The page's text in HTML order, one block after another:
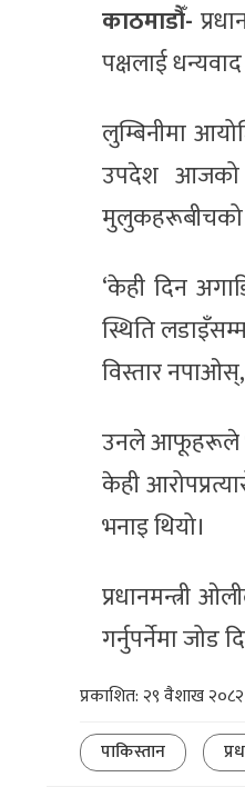
काठमाडौँ-
पक्षलाई
लुम्बिनीमा
उपदेश आजको
मुलुकहरूबीचको
‘केही दिन
स्थिति
विस्तार
उनले आफूहरूले
केही
भनाइ थियो।
प्रधानमन्त्री
गर्नुपर्नेमा जोड
प्रकाशित: २९ वैशाख
पाकिस्तान